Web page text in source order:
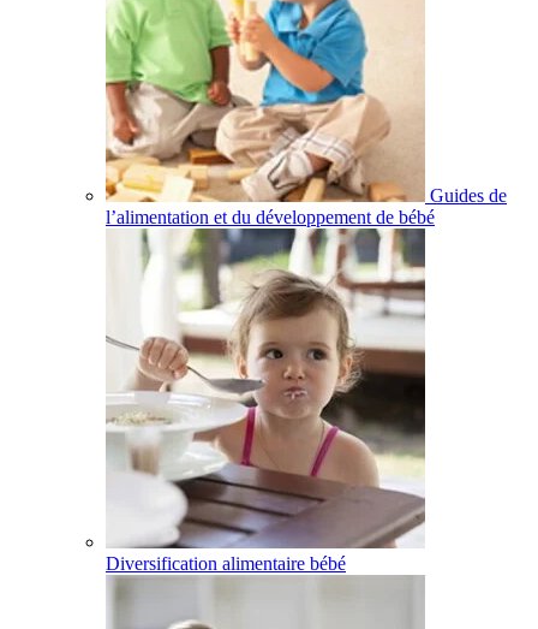
Guides de
l’alimentation et du développement de bébé
Diversification alimentaire bébé